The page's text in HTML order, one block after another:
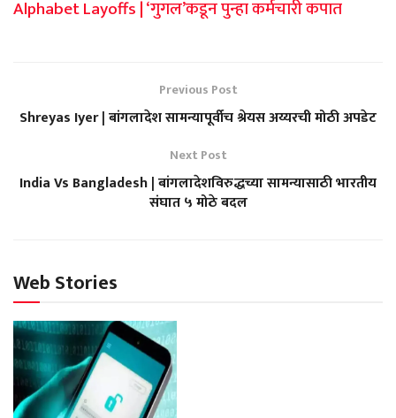
Alphabet Layoffs | ‘गुगल’कडून पुन्हा कर्मचारी कपात
Previous Post
Shreyas Iyer | बांगलादेश सामन्यापूर्वीच श्रेयस अय्यरची मोठी अपडेट
Next Post
India Vs Bangladesh | बांगलादेशविरुद्धच्या सामन्यासाठी भारतीय
संघात ५ मोठे बदल
Web Stories